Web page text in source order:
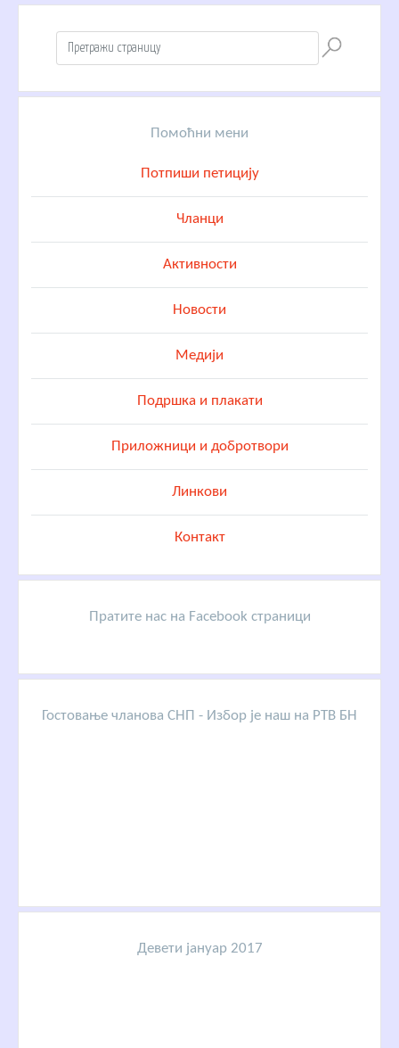
Помоћни мени
Потпиши петицију
Чланци
Активности
Новости
Медији
Подршка и плакати
Приложници и добротвори
Линкови
Контакт
Пратите нас на Facebook страници
Гостовање чланова СНП - Избор је наш на РТВ БН
Девети јануар 2017